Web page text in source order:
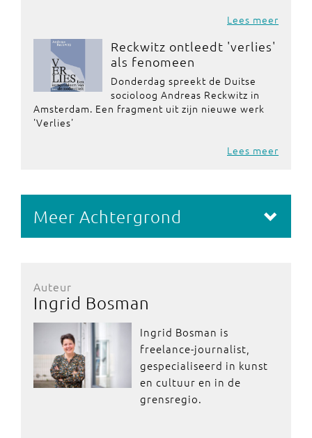
Lees meer
Reckwitz ontleedt 'verlies'
als fenomeen
Donderdag spreekt de Duitse
socioloog Andreas Reckwitz in
Amsterdam. Een fragment uit zijn nieuwe werk
'Verlies'
Lees meer
Meer Achtergrond
Auteur
Ingrid Bosman
Ingrid Bosman is
freelance-journalist,
gespecialiseerd in kunst
en cultuur en in de
grensregio.